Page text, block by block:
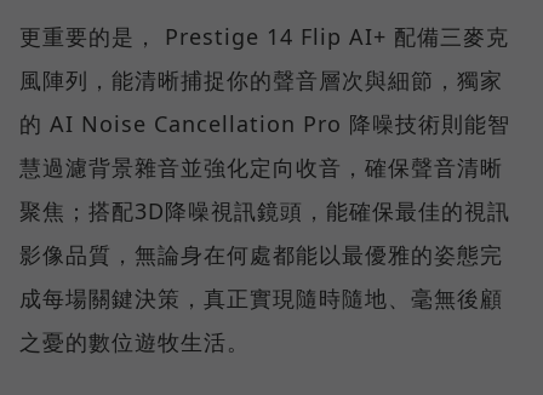
更重要的是， Prestige 14 Flip AI+ 配備三麥克
風陣列，能清晰捕捉你的聲音層次與細節，獨家
的 AI Noise Cancellation Pro 降噪技術則能智
慧過濾背景雜音並強化定向收音，確保聲音清晰
聚焦；搭配3D降噪視訊鏡頭，能確保最佳的視訊
影像品質，無論身在何處都能以最優雅的姿態完
成每場關鍵決策，真正實現隨時隨地、毫無後顧
之憂的數位遊牧生活。